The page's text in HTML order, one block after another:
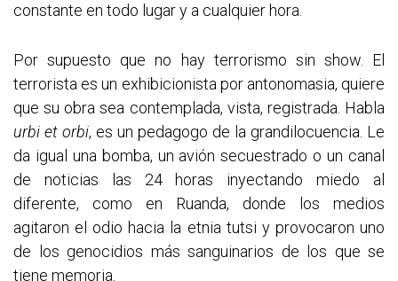
constante en todo lugar y a cualquier hora.
Por supuesto que no hay terrorismo sin show. El
terrorista es un exhibicionista por antonomasia, quiere
que su obra sea contemplada, vista, registrada. Habla
urbi et orbi, es un pedagogo de la grandilocuencia. Le
da igual una bomba, un avión secuestrado o un canal
de noticias las 24 horas inyectando miedo al
diferente, como en Ruanda, donde los medios
agitaron el odio hacia la etnia tutsi y provocaron uno
de los genocidios más sanguinarios de los que se
tiene memoria.